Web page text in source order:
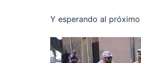
Y esperando al